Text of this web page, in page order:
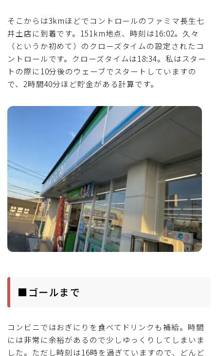
そこからは3kmほどでコントロールのファミマ長生七
井土店に到着です。151km地点、時刻は16:02。久々
（というか初めて）のクローズタイムの設定されたコ
ントロールです。クローズタイムは18:34。私はスター
トの際に10分後のウェーブでスタートしていますの
で、2時間40分ほど貯金がある計算です。
■ゴールまで
コンビニではおぎにりを食べてドリンクも補給。時間
には非常に余裕があるので少しゆっくりしてしまいま
した。ただし時刻は16時を過ぎていますので、どんど